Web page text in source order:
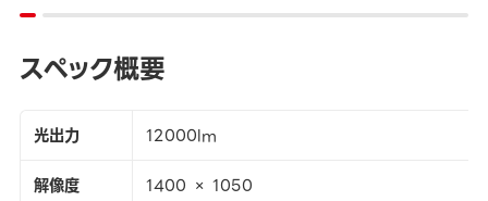
スペック概要
光出力
12000lm
解像度
1400 × 1050